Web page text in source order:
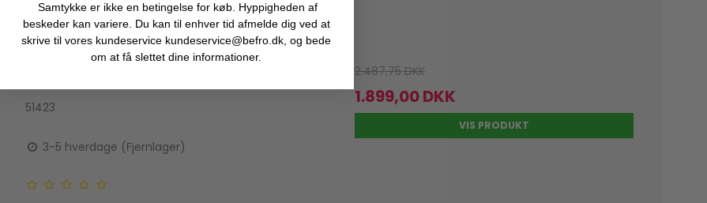
LOWERPRO Rygsæk ProTactic BP 450
AW III
51423
3-5 hverdage (Fjernlager)
2.487,75 DKK
1.899,00 DKK
VIS PRODUKT
Samtykke er ikke en betingelse for køb. Hyppigheden af
beskeder kan variere. Du kan til enhver tid afmelde dig ved at
skrive til vores kundeservice kundeservice@befro.dk, og bede
om at få slettet dine informationer.